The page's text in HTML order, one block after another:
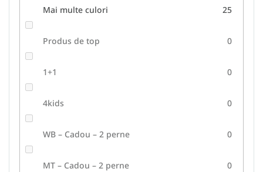
Mai multe culori 25
Produs de top 0
1+1 0
4kids 0
WB – Cadou – 2 perne 0
MT – Cadou – 2 perne 0